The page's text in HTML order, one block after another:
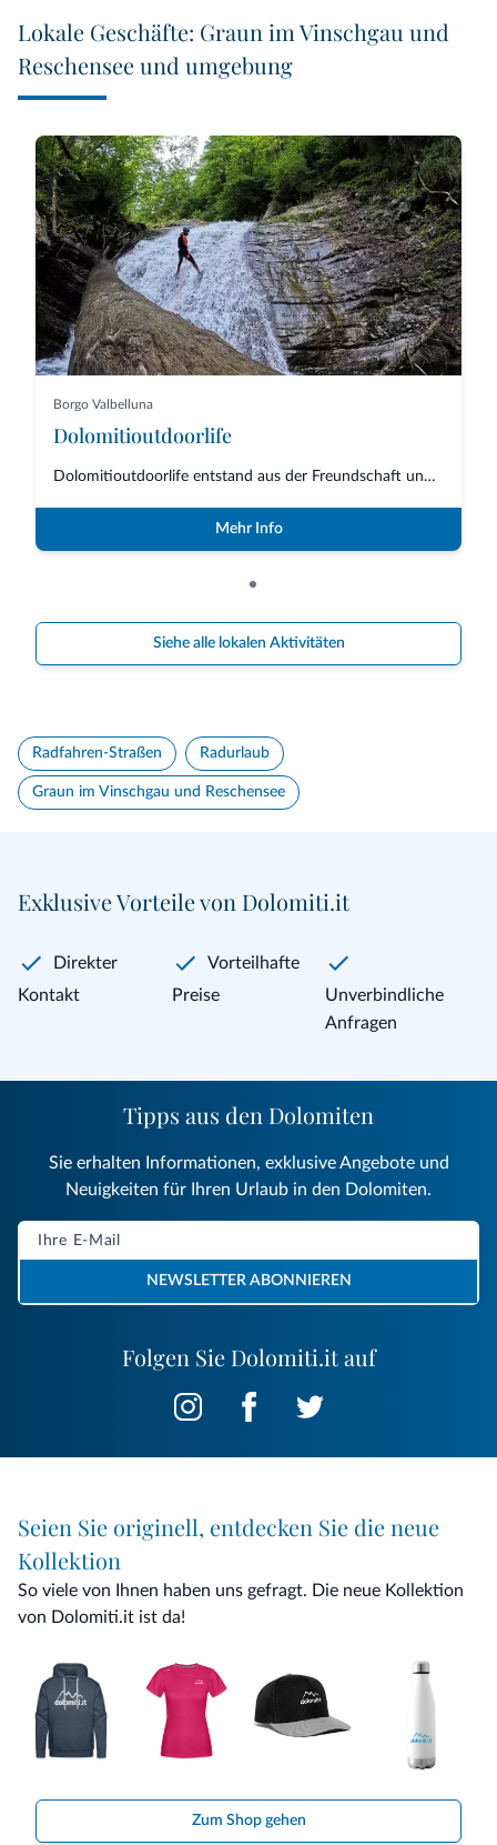
Lokale Geschäfte: Graun im Vinschgau und
Reschensee und umgebung
Borgo Valbelluna
Dolomitioutdoorlife
Dolomitioutdoorlife entstand aus der Freundschaft und Zusammenarbeit von Fa...
Mehr Info
Siehe alle lokalen Aktivitäten
Radfahren-Straßen Radurlaub
Graun im Vinschgau und Reschensee
Exklusive Vorteile von Dolomiti.it
Direkter
Kontakt
Vorteilhafte
Preise
Unverbindliche
Anfragen
Folgen Sie Dolomiti.it auf
Tipps aus den Dolomiten
Sie erhalten Informationen, exklusive Angebote und
Neuigkeiten für Ihren Urlaub in den Dolomiten.
NEWSLETTER ABONNIEREN
Seien Sie originell, entdecken Sie die neue
Kollektion
So viele von Ihnen haben uns gefragt. Die neue Kollektion
von Dolomiti.it ist da!
Zum Shop gehen